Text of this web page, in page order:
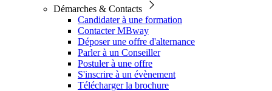
Démarches & Contacts
Candidater à une formation
Contacter MBway
Déposer une offre d'alternance
Parler à un Conseiller
Postuler à une offre
S'inscrire à un évènement
Télécharger la brochure